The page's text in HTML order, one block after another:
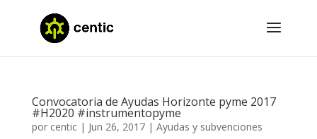
Convocatoria de Ayudas Horizonte pyme 2017
#H2020 #instrumentopyme
por centic| Jun 26, 2017| Ayudas y subvenciones